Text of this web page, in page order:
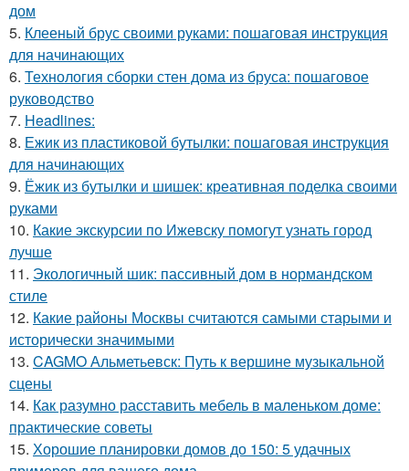
дом
5. Клееный брус своими руками: пошаговая инструкция
для начинающих
6. Технология сборки стен дома из бруса: пошаговое
руководство
7. Headlines:
8. Ежик из пластиковой бутылки: пошаговая инструкция
для начинающих
9. Ёжик из бутылки и шишек: креативная поделка своими
руками
10. Какие экскурсии по Ижевску помогут узнать город
лучше
11. Экологичный шик: пассивный дом в нормандском
стиле
12. Какие районы Москвы считаются самыми старыми и
исторически значимыми
13. CAGMO Альметьевск: Путь к вершине музыкальной
сцены
14. Как разумно расставить мебель в маленьком доме:
практические советы
15. Хорошие планировки домов до 150: 5 удачных